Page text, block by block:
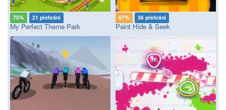
75% 21 přehrání
My Perfect Theme Park
67% 36 přehrání
Paint Hide & Seek